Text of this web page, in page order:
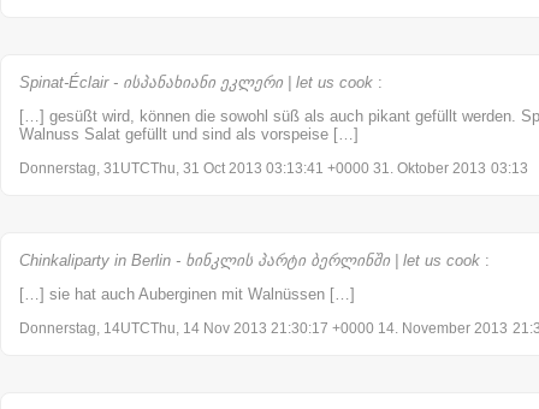
Spinat-Éclair - ისპანახიანი ეკლერი | let us cook :
[…] gesüßt wird, können die sowohl süß als auch pikant gefüllt werden.
Walnuss Salat gefüllt und sind als vorspeise […]
Donnerstag, 31UTCThu, 31 Oct 2013 03:13:41 +0000 31. Oktober 2013 03:13
Chinkaliparty in Berlin - ხინკლის პარტი ბერლინში | let us cook :
[…] sie hat auch Auberginen mit Walnüssen […]
Donnerstag, 14UTCThu, 14 Nov 2013 21:30:17 +0000 14. November 2013